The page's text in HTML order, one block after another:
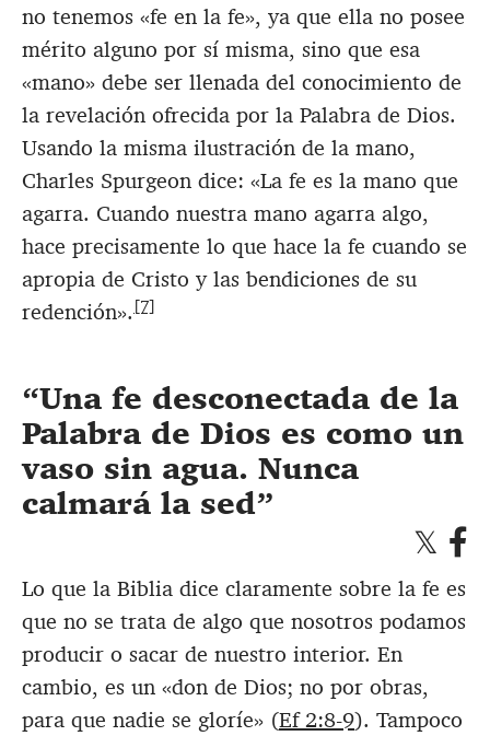
no tenemos «fe en la fe», ya que ella no posee
mérito alguno por sí misma, sino que esa
«mano» debe ser llenada del conocimiento de
la revelación ofrecida por la Palabra de Dios.
Usando la misma ilustración de la mano,
Charles Spurgeon dice: «La fe es la mano que
agarra. Cuando nuestra mano agarra algo,
hace precisamente lo que hace la fe cuando se
apropia de Cristo y las bendiciones de su
redención». [7]
Una fe desconectada de la
Palabra de Dios es como un
vaso sin agua. Nunca
calmará la sed
Lo que la Biblia dice claramente sobre la fe es
que no se trata de algo que nosotros podamos
producir o sacar de nuestro interior. En
cambio, es un «don de Dios; no por obras,
para que nadie se gloríe» (Ef 2:8-9). Tampoco